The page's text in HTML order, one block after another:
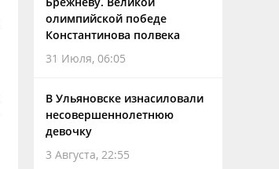
олимпийской победе
Константинова полвека
31 Июля, 06:05
В Ульяновске изнасиловали
несовершеннолетнюю
девочку
3 Августа, 22:55